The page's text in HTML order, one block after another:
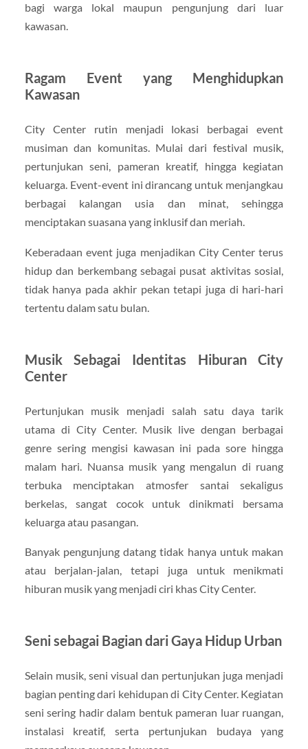
bagi warga lokal maupun pengunjung dari luar
kawasan.
Ragam Event yang Menghidupkan
Kawasan
City Center rutin menjadi lokasi berbagai event
musiman dan komunitas. Mulai dari festival musik,
pertunjukan seni, pameran kreatif, hingga kegiatan
keluarga. Event-event ini dirancang untuk menjangkau
berbagai kalangan usia dan minat, sehingga
menciptakan suasana yang inklusif dan meriah.
Keberadaan event juga menjadikan City Center terus
hidup dan berkembang sebagai pusat aktivitas sosial,
tidak hanya pada akhir pekan tetapi juga di hari-hari
tertentu dalam satu bulan.
Musik Sebagai Identitas Hiburan City
Center
Pertunjukan musik menjadi salah satu daya tarik
utama di City Center. Musik live dengan berbagai
genre sering mengisi kawasan ini pada sore hingga
malam hari. Nuansa musik yang mengalun di ruang
terbuka menciptakan atmosfer santai sekaligus
berkelas, sangat cocok untuk dinikmati bersama
keluarga atau pasangan.
Banyak pengunjung datang tidak hanya untuk makan
atau berjalan-jalan, tetapi juga untuk menikmati
hiburan musik yang menjadi ciri khas City Center.
Seni sebagai Bagian dari Gaya Hidup Urban
Selain musik, seni visual dan pertunjukan juga menjadi
bagian penting dari kehidupan di City Center. Kegiatan
seni sering hadir dalam bentuk pameran luar ruangan,
instalasi kreatif, serta pertunjukan budaya yang